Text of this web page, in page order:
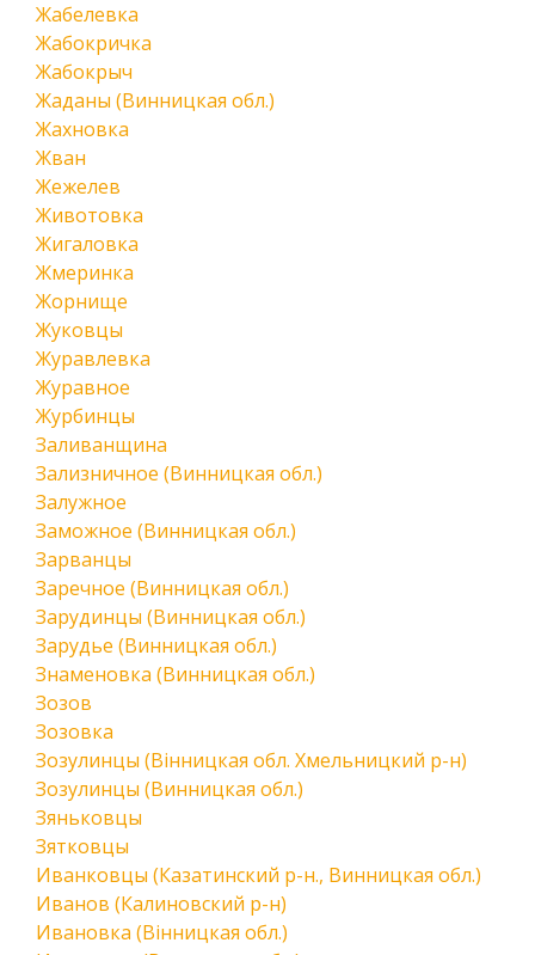
Жабелевка
Жабокричка
Жабокрыч
Жаданы (Винницкая обл.)
Жахновка
Жван
Жежелев
Животовка
Жигаловка
Жмеринка
Жорнище
Жуковцы
Журавлевка
Журавное
Журбинцы
Заливанщина
Зализничное (Винницкая обл.)
Залужное
Заможное (Винницкая обл.)
Зарванцы
Заречное (Винницкая обл.)
Зарудинцы (Винницкая обл.)
Зарудье (Винницкая обл.)
Знаменовка (Винницкая обл.)
Зозов
Зозовка
Зозулинцы (Вінницкая обл. Хмельницкий р-н)
Зозулинцы (Винницкая обл.)
Зяньковцы
Зятковцы
Иванковцы (Казатинский р-н., Винницкая обл.)
Иванов (Калиновский р-н)
Ивановка (Вінницкая обл.)